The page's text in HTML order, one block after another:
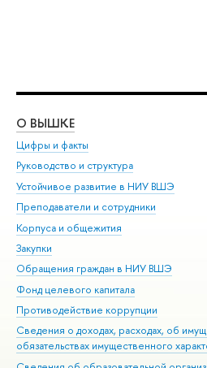
О ВЫШКЕ
Цифры и факты
Руководство и структура
Устойчивое развитие в НИУ ВШЭ
Преподаватели и сотрудники
Корпуса и общежития
Закупки
Обращения граждан в НИУ ВШЭ
Фонд целевого капитала
Противодействие коррупции
Сведения о доходах, расходах, об
обязательствах имущественного